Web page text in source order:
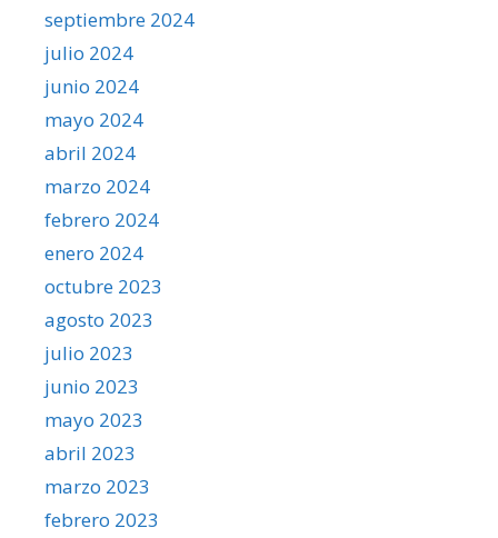
septiembre 2024
julio 2024
junio 2024
mayo 2024
abril 2024
marzo 2024
febrero 2024
enero 2024
octubre 2023
agosto 2023
julio 2023
junio 2023
mayo 2023
abril 2023
marzo 2023
febrero 2023